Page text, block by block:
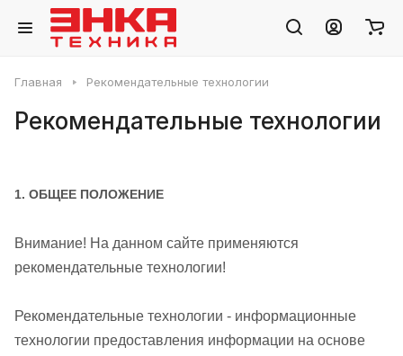
Главная Рекомендательные технологии
Рекомендательные технологии
1. ОБЩЕЕ ПОЛОЖЕНИЕ
Внимание! На данном сайте применяются
рекомендательные технологии!
Рекомендательные технологии - информационные
технологии предоставления информации на основе